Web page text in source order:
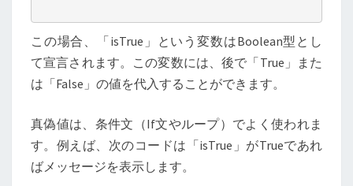
この場合、「isTrue」という変数はBoolean型とし
て宣言されます。この変数には、後で「True」また
は「False」の値を代入することができます。
真偽値は、条件文（If文やループ）でよく使われま
す。例えば、次のコードは「isTrue」がTrueであれ
ばメッセージを表示します。